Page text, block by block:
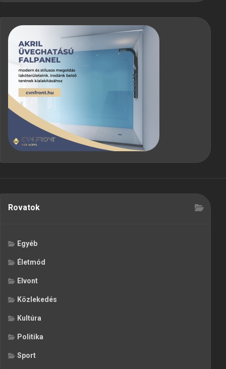
Rovatok
Egyéb
Életmód
Elvont
Közlekedés
Kultúra
Politika
Sport